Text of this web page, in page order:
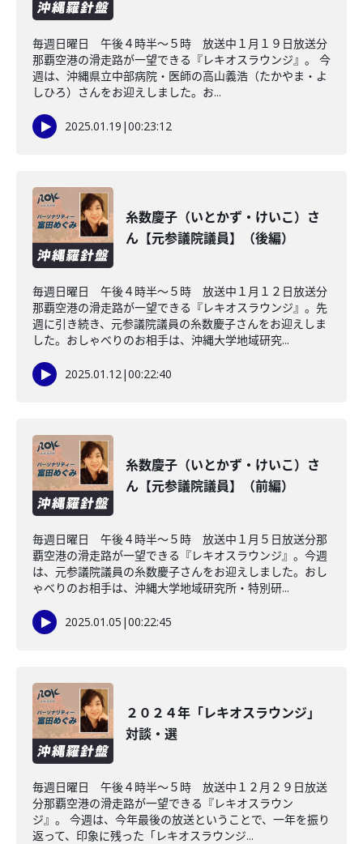
毎週日曜日 午後４時半～５時 放送中１月１９日放送分
那覇空港の滑走路が一望できる『レキオスラウンジ』。 今
週は、沖縄県立中部病院・医師の高山義浩（たかやま・よ
しひろ）さんをお迎えしました。お...
2025.01.19 |00:23:12
糸数慶子（いとかず・けいこ）さ
ん【元参議院議員】（後編）
毎週日曜日 午後４時半～５時 放送中１月１２日放送分
那覇空港の滑走路が一望できる『レキオスラウンジ』。先
週に引き続き、元参議院議員の糸数慶子さんをお迎えしま
した。おしゃべりのお相手は、沖縄大学地域研究...
2025.01.12|00:22:40
糸数慶子（いとかず・けいこ）さ
ん【元参議院議員】（前編）
毎週日曜日 午後４時半～５時 放送中１月５日放送分那
覇空港の滑走路が一望できる『レキオスラウンジ』。今週
は、元参議院議員の糸数慶子さんをお迎えしました。おし
ゃべりのお相手は、沖縄大学地域研究所・特別研...
2025.01.05 |00:22:45
２０２４年「レキオスラウンジ」
対談・選
毎週日曜日 午後４時半～５時 放送中１２月２９日放送
分那覇空港の滑走路が一望できる『レキオスラウン
ジ』。 今週は、今年最後の放送ということで、一年を振り
返って、印象に残った「レキオスラウンジ...